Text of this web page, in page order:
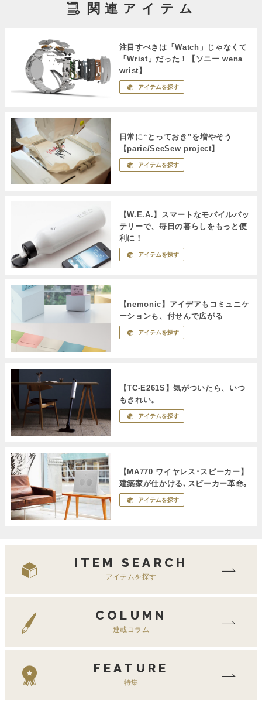
関連アイテム
注目すべきは「Watch」じゃなくて
「Wrist」だった！【ソニー wena
wrist】
アイテムを探す
日常に“とっておき”を増やそう
【parie/SeeSew project】
アイテムを探す
【W.E.A.】スマートなモバイルバッ
テリーで、毎日の暮らしをもっと便
利に！
アイテムを探す
【nemonic】アイデアもコミュニケ
ーションも、付せんで広がる
アイテムを探す
【TC-E261S】気がついたら、いつ
もきれい。
アイテムを探す
【MA770 ワイヤレス･スピーカー】
建築家が仕かける､スピーカー革命｡
アイテムを探す
ITEM SEARCH
アイテムを探す
COLUMN
連載コラム
FEATURE
特集